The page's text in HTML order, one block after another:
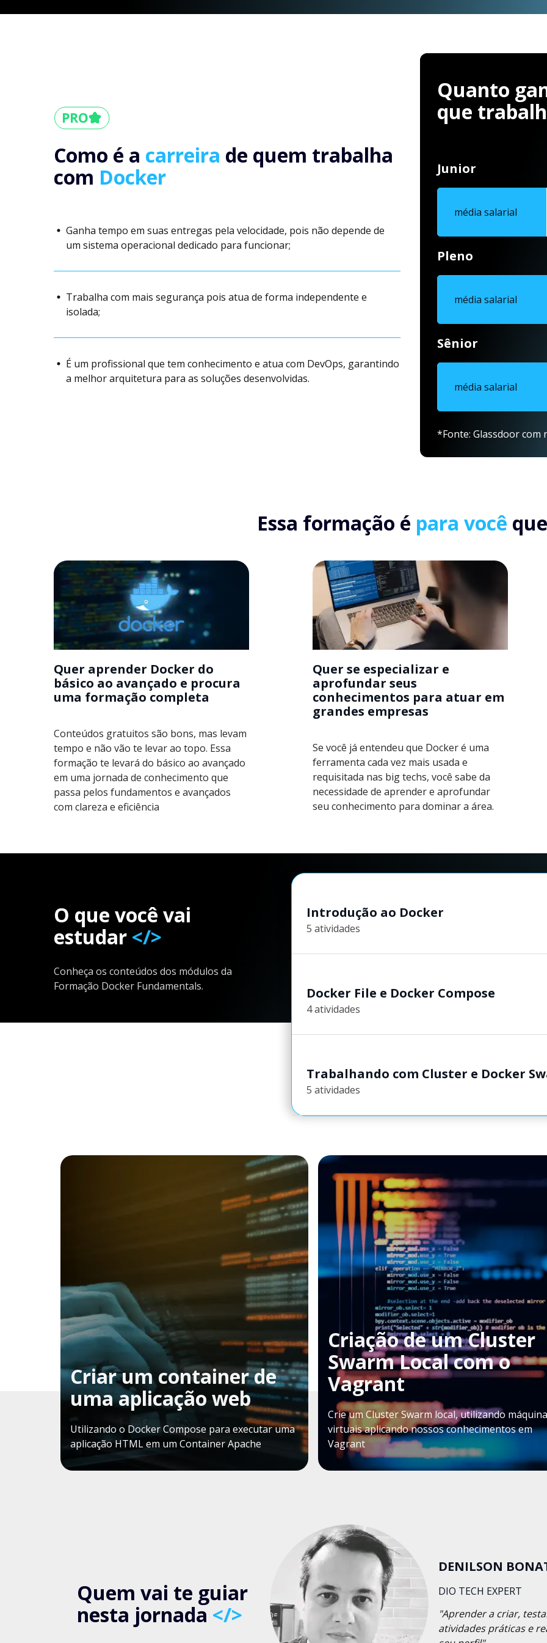
Como é a carreira de quem trabalha
com Docker
Ganha tempo em suas entregas pela velocidade, pois não depende de
um sistema operacional dedicado para funcionar;
Trabalha com mais segurança pois atua de forma independente e
isolada;
É um profissional que tem conhecimento e atua com DevOps, garantindo
a melhor arquitetura para as soluções desenvolvidas.
Quanto
que
Junior
média salarial
Pleno
média salarial
Sênior
média salarial
*Fonte: Glassdoor com
Essa formação é para você
Quer aprender Docker do
básico ao avançado e procura
uma formação completa
Conteúdos gratuitos são bons, mas levam
tempo e não vão te levar ao topo. Essa
formação te levará do básico ao avançado
em uma jornada de conhecimento que
passa pelos fundamentos e avançados
com clareza e eficiência
Quer se especializar e
aprofundar seus
conhecimentos para atuar em
grandes empresas
Se você já entendeu que Docker é uma
ferramenta cada vez mais usada e
requisitada nas big techs, você sabe da
necessidade de aprender e aprofundar
seu conhecimento para dominar a área.
O que você vai
estudar </>
Conheça os conteúdos dos módulos da
Formação Docker Fundamentals.
Introdução ao Docker
5 atividades
Docker File e Docker Compose
4 atividades
Trabalhando com Cluster e Docker
5 atividades
Criar um container de
uma aplicação web
Utilizando o Docker Compose para executar uma
aplicação HTML em um Container Apache
Criação de um Cluster
Swarm Local com o
Vagrant
Crie um Cluster Swarm local, utilizando
virtuais aplicando nossos conhecimentos em
Vagrant
Quem vai te guiar
nesta jornada </>
DENILSON
DIO TECH EXPERT
"Aprender a criar,
atividades práticas e